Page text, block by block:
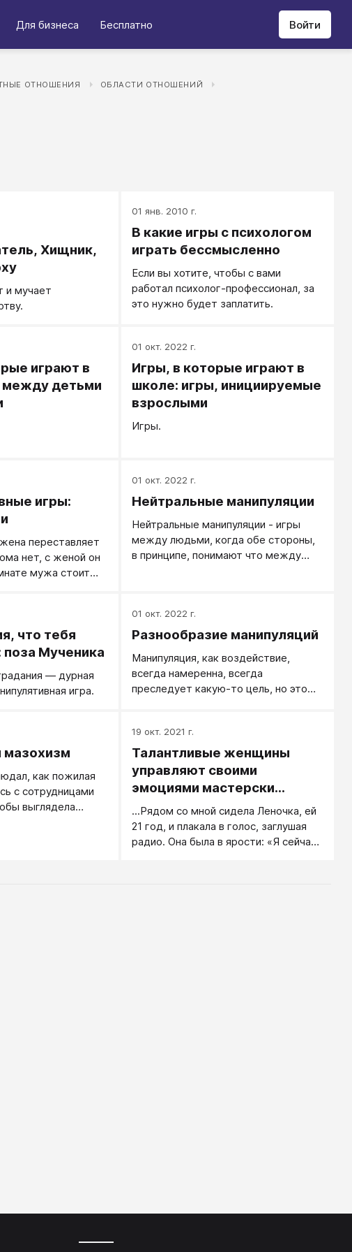
Для бизнеса Бесплатно Войти
ОТНОШЕНИЯ
ОБЛАСТИ ОТНОШЕНИЙ
Хищник,
и мучает
01 янв. 2010 г.
В какие игры с психологом
играть бессмысленно
Если вы хотите, чтобы с вами
работал психолог-профессионал, за
это нужно будет заплатить.
играют в
между детьми
01 окт. 2022 г.
Игры, в которые играют в
школе: игры, инициируемые
взрослыми
Игры.
игры:
переставляет
нет, с женой он
мужа стоит
на
и жалуется на
собирает.
01 окт. 2022 г.
Нейтральные манипуляции
Нейтральные манипуляции - игры
между людьми, когда обе стороны,
в принципе, понимают что между
проиграл, завтра я выиграю - идет
нормальный ход жизни. «Чем
легче нравимся мы ей».
Демонстрация мужчиной
незаинтересованности (малой
чувства. Сказать, что это всегда ей
во вред - нельзя.
что тебя
поза Мученика
— дурная
игра.
01 окт. 2022 г.
Разнообразие манипуляций
Манипуляция, как воздействие,
всегда намеренна, всегда
преследует какую-то цель, но это
как пожилая
с сотрудницами
выглядела
19 окт. 2021 г.
Талантливые женщины
управляют своими
эмоциями мастерски
(Спыну)
...Рядом со мной сидела Леночка, ей
21 год, и плакала в голос, заглушая
радио. Она была в ярости: «Я сейчас